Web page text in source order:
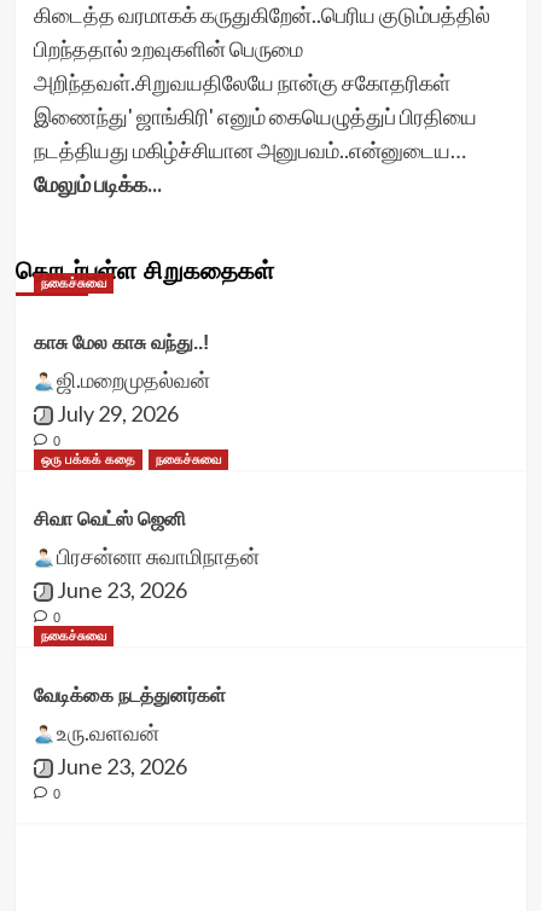
கிடைத்த வரமாகக் கருதுகிறேன்..பெரிய குடும்பத்தில்
பிறந்ததால் உறவுகளின் பெருமை
அறிந்தவள்.சிறுவயதிலேயே நான்கு சகோதரிகள்
இணைந்து' ஜாங்கிரி' எனும் கையெழுத்துப் பிரதியை
நடத்தியது மகிழ்ச்சியான அனுபவம்..என்னுடைய…
மேலும் படிக்க...
தொடர்புள்ள சிறுகதைகள்
நகைச்சுவை
காசு மேல காசு வந்து..!
ஜி.மறைமுதல்வன்
July 29, 2026
0
ஒரு பக்கக் கதை
நகைச்சுவை
சிவா வெட்ஸ் ஜெனி
பிரசன்னா சுவாமிநாதன்
June 23, 2026
0
நகைச்சுவை
வேடிக்கை நடத்துனர்கள்
உரு.வளவன்
June 23, 2026
0